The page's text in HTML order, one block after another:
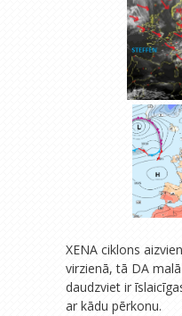
XENA ciklons
virzienā, tā DA
daudzviet ir
ar kādu pērkonu.